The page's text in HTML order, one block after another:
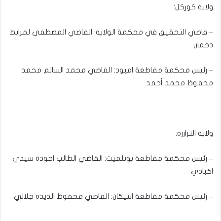
ولاية كوركل:
– قاضي التحقيق في محكمة الولاية: القاضي المصطفى لمرابط
دحمان
– رئيس محكمة مقاطعة امبود: القاضي محمد السالم محمد
محفوظ محمد أحمد
ولاية الترارزة:
– رئيس محكمة مقاطعة بوتلميت: القاضي الطالب اجودة سيدي
اكبادي
– رئيس محكمة مقاطعة انتيكان: القاضي محفوظ الديده جلالي